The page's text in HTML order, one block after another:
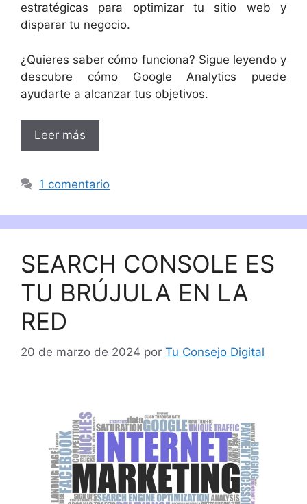
estratégicas para optimizar tu sitio web y
disparar tu negocio.
¿Quieres saber cómo funciona? Sigue leyendo y
descubre cómo Google Analytics puede
ayudarte a alcanzar tus objetivos.
Leer más
1 comentario
SEARCH CONSOLE ES
TU BRÚJULA EN LA
RED
20 de marzo de 2024 por Tu Consejo Digital